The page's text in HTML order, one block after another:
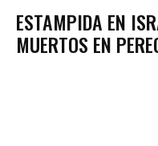
ESTAMPIDA EN
MUERTOS EN